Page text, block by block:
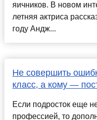
яичников. В новом
летняя актриса
году Андж...
Не совершить
класс, а кому —
Если подросток еще
профессией, то